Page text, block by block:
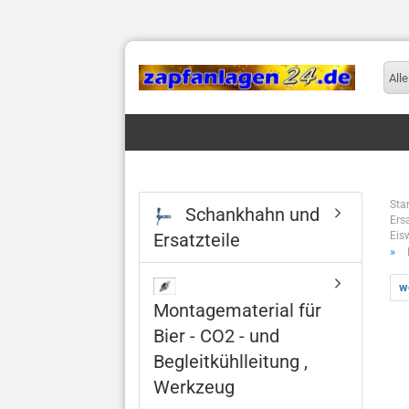
Alle
»
Schankhahn und
Ersatzteile
Montagematerial für
Bier - CO2 - und
Begleitkühlleitung ,
Werkzeug